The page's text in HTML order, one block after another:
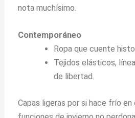
nota muchísimo.
Contemporáneo
Ropa que cuente
Tejidos elásticos,
de libertad.
Capas ligeras por si hace frío en